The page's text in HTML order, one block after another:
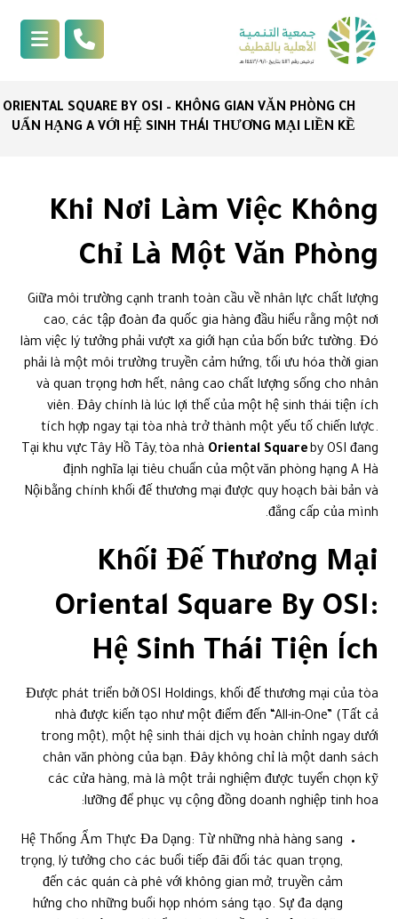
ORIENTAL SQUARE BY OSI – KHÔNG GIAN VĂN PHÒNG CH
UẨN HẠNG A VỚI HỆ SINH THÁI THƯƠNG MẠI LIỀN KỀ
Khi Nơi Làm Việc Không
Chỉ Là Một Văn Phòng
Giữa môi trường cạnh tranh toàn cầu về nhân lực chất lượng
cao, các tập đoàn đa quốc gia hàng đầu hiểu rằng một nơi
làm việc lý tưởng phải vượt xa giới hạn của bốn bức tường. Đó
phải là một môi trường truyền cảm hứng, tối ưu hóa thời gian
và quan trọng hơn hết, nâng cao chất lượng sống cho nhân
viên. Đây chính là lúc lợi thế của một hệ sinh thái tiện ích
tích hợp ngay tại tòa nhà trở thành một yếu tố chiến lược.
Tại khu vực Tây Hồ Tây, tòa nhà Oriental Squareby OSI đang
định nghĩa lại tiêu chuẩn của một văn phòng hạng A Hà
Nội bằng chính khối đế thương mại được quy hoạch bài bản và
đẳng cấp của mình.
Khối Đế Thương Mại
Oriental Square By OSI:
Hệ Sinh Thái Tiện Ích
Được phát triển bởi OSI Holdings, khối đế thương mại của tòa
nhà được kiến tạo như một điểm đến “All-in-One” (Tất cả
trong một), một hệ sinh thái dịch vụ hoàn chỉnh ngay dưới
chân văn phòng của bạn. Đây không chỉ là một danh sách
các cửa hàng, mà là một trải nghiệm được tuyển chọn kỹ
lưỡng để phục vụ cộng đồng doanh nghiệp tinh hoa:
Hệ Thống Ẩm Thực Đa Dạng: Từ những nhà hàng sang
trọng, lý tưởng cho các buổi tiếp đãi đối tác quan trọng,
đến các quán cà phê với không gian mở, truyền cảm
hứng cho những buổi họp nhóm sáng tạo. Sự đa dạng